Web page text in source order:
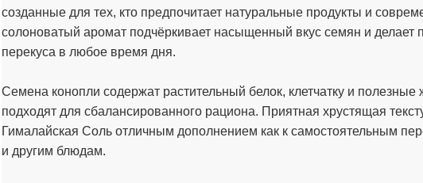
созданные для тех, кто предпочитает натуральные продукты и
солоноватый аромат подчёркивает насыщенный вкус семян и делает
перекуса в любое время дня.
Семена конопли содержат растительный белок, клетчатку и
подходят для сбалансированного рациона. Приятная хрустящая
Гималайская Соль отличным дополнением как к самостоятельным
и другим блюдам.